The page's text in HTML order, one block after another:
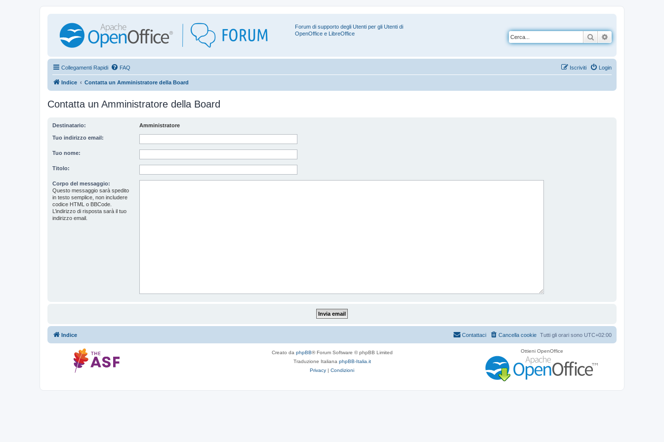
Forum di supporto degli Utenti per gli Utenti di
OpenOffice e LibreOffice
Cerca
Collegamenti Rapidi FAQ Login
Iscriviti
Indice Contatta un Amministratore della Board
Contatta un Amministratore della Board
Destinatario: Amministratore
Tuo indirizzo email:
Tuo nome:
Titolo:
Corpo del messaggio:
Questo messaggio sarà spedito
in testo semplice, non includere
codice HTML o BBCode.
L’indirizzo di risposta sarà il tuo
indirizzo email.
Indice Tutti gli orari sono UTC+02:00
Cancella cookie
Contattaci
Creato da phpBB® Forum Software © phpBB Limited
Traduzione Italiana phpBB-Italia.it
Privacy | Condizioni
Ottieni OpenOffice